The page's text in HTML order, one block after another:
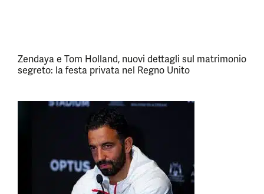
Zendaya e Tom Holland, nuovi dettagli sul matrimonio
segreto: la festa privata nel Regno Unito